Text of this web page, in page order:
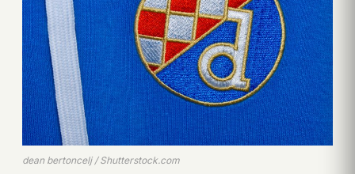
dean bertoncelj / Shutterstock.com